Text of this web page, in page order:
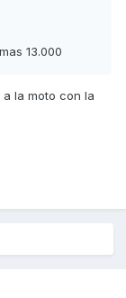
13.000
la moto con la